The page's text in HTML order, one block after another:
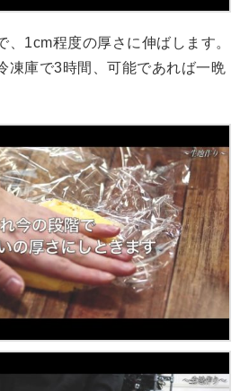
1cm程度の厚さに伸ばします。
凍庫で3時間、可能であれば一晩